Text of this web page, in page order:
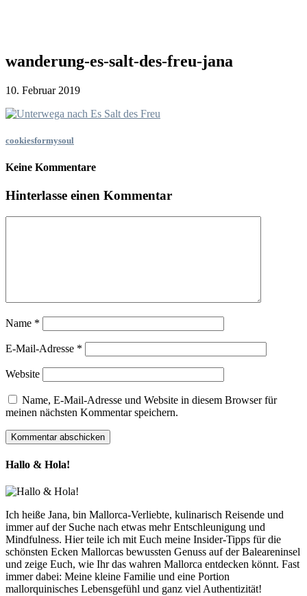
wanderung-es-salt-des-freu-jana
10. Februar 2019
cookiesformysoul
Keine Kommentare
Hinterlasse einen Kommentar
Name *
E-Mail-Adresse *
Website
Name, E-Mail-Adresse und Website in diesem Browser für
meinen nächsten Kommentar speichern.
Hallo & Hola!
Ich heiße Jana, bin Mallorca-Verliebte, kulinarisch Reisende und
immer auf der Suche nach etwas mehr Entschleunigung und
Mindfulness. Hier teile ich mit Euch meine Insider-Tipps für die
schönsten Ecken Mallorcas bewussten Genuss auf der Baleareninsel
und zeige Euch, wie Ihr das wahren Mallorca entdecken könnt. Fast
immer dabei: Meine kleine Familie und eine Portion
mallorquinisches Lebensgefühl und ganz viel Authentizität!